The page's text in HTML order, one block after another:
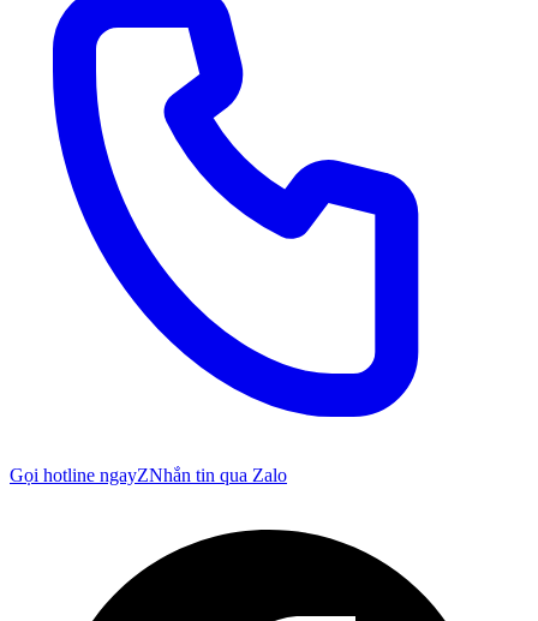
Gọi hotline ngayZNhắn tin qua Zalo